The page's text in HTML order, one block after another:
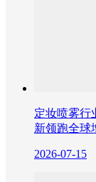
定妆喷雾行
新领跑全球
2026-07-15